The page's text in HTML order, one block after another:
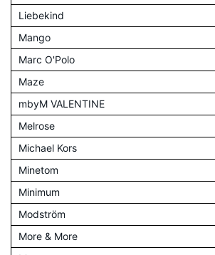
Liebekind
Mango
Marc O'Polo
Maze
mbyM VALENTINE
Melrose
Michael Kors
Minetom
Minimum
Modström
More & More